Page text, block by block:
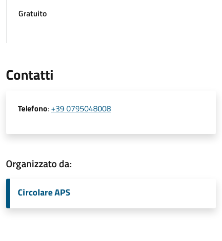
Gratuito
Contatti
Telefono: +39 0795048008
Organizzato da:
Circolare APS